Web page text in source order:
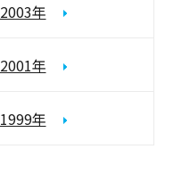
2003年
2001年
1999年